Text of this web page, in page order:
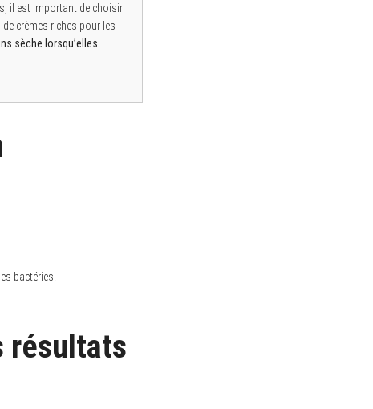
il est important de choisir
crèmes riches pour les
sèche lorsqu’elles
bactéries.
résultats